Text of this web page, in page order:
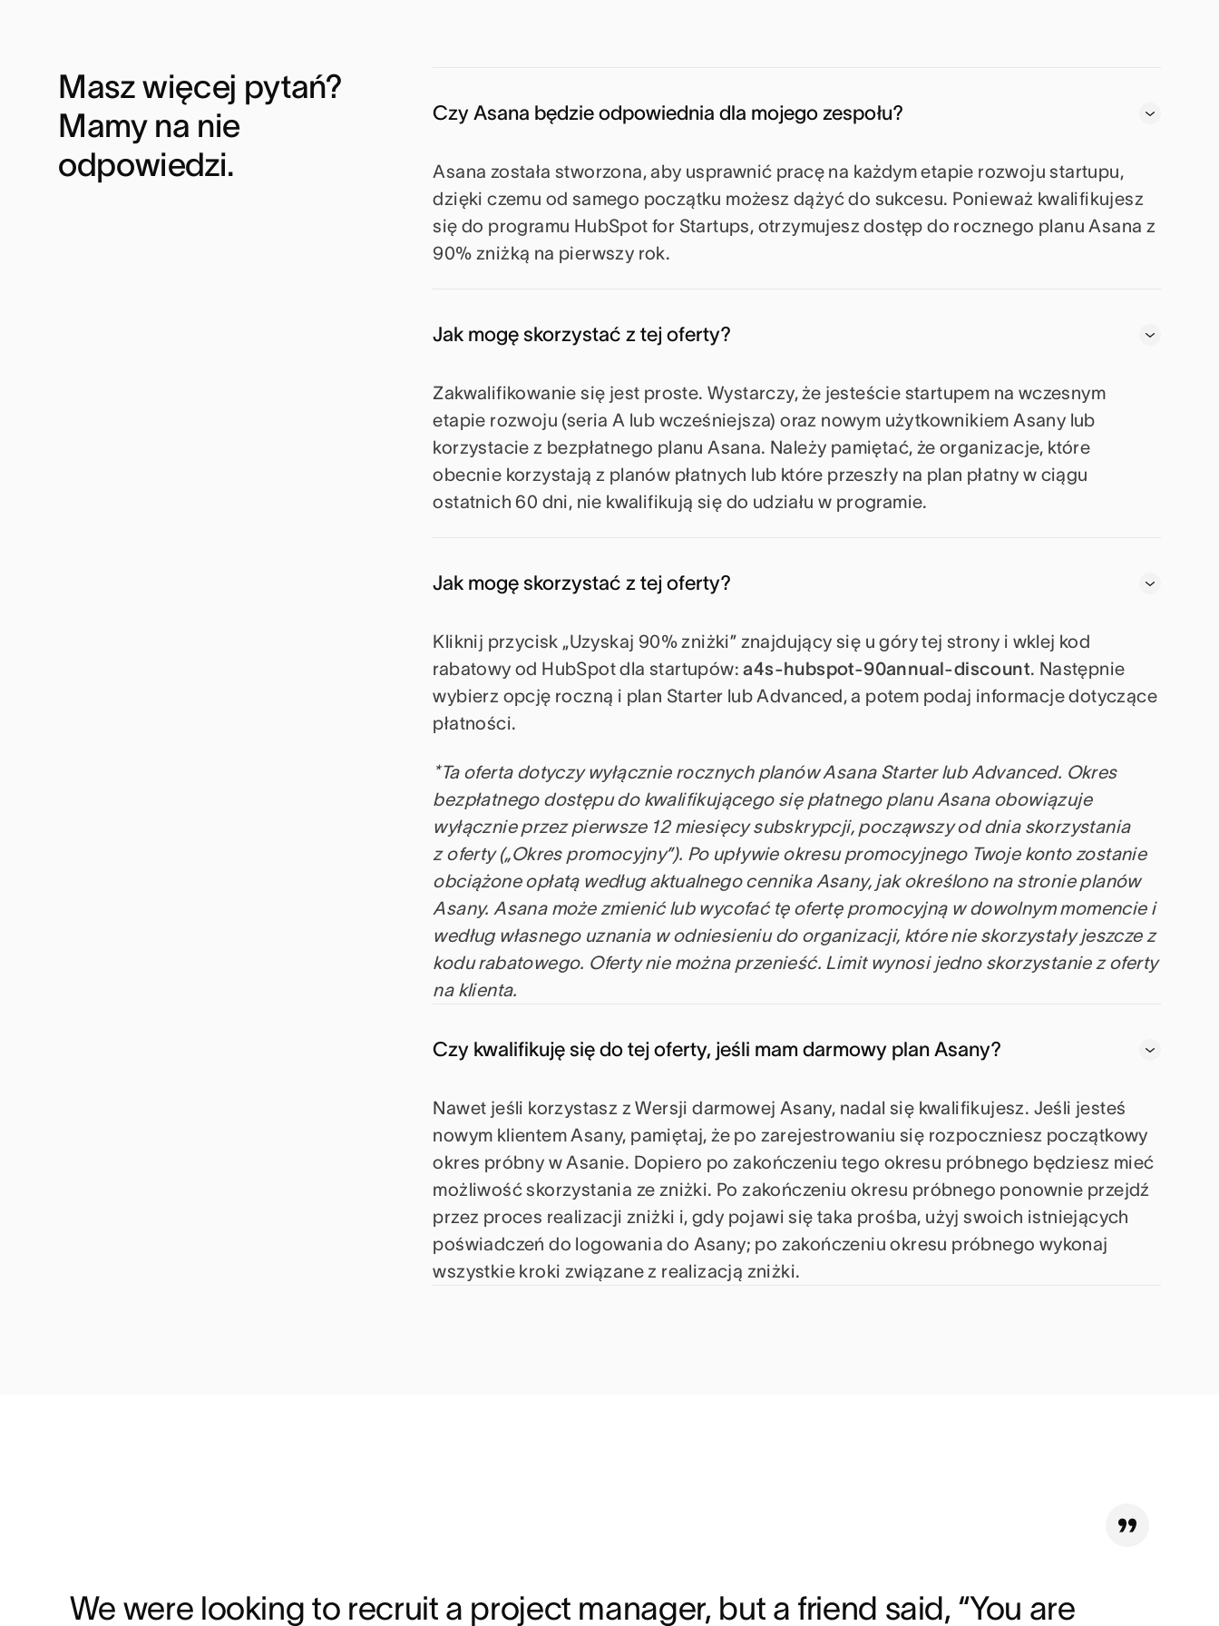
Masz więcej pytań?
Mamy na nie
odpowiedzi.
Czy Asana będzie odpowiednia dla mojego zespołu?
Asana została stworzona, aby usprawnić pracę na każdym etapie rozwoju startupu,
dzięki czemu od samego początku możesz dążyć do sukcesu. Ponieważ kwalifikujesz
się do programu HubSpot for Startups, otrzymujesz dostęp do rocznego planu Asana z
90% zniżką na pierwszy rok.
Jak mogę skorzystać z tej oferty?
Zakwalifikowanie się jest proste. Wystarczy, że jesteście startupem na wczesnym
etapie rozwoju (seria A lub wcześniejsza) oraz nowym użytkownikiem Asany lub
korzystacie z bezpłatnego planu Asana. Należy pamiętać, że organizacje, które
obecnie korzystają z planów płatnych lub które przeszły na plan płatny w ciągu
ostatnich 60 dni, nie kwalifikują się do udziału w programie.
Jak mogę skorzystać z tej oferty?
Kliknij przycisk „Uzyskaj 90% zniżki” znajdujący się u góry tej strony i wklej kod
rabatowy od HubSpot dla startupów:a4s-hubspot-90annual-discount. Następnie
wybierz opcję roczną i plan Starter lub Advanced, a potem podaj informacje dotyczące
płatności.
*Ta oferta dotyczy wyłącznie rocznych planów Asana Starter lub Advanced. Okres
bezpłatnego dostępu do kwalifikującego się płatnego planu Asana obowiązuje
wyłącznie przez pierwsze 12 miesięcy subskrypcji, począwszy od dnia skorzystania
z oferty („Okres promocyjny”). Po upływie okresu promocyjnego Twoje konto zostanie
obciążone opłatą według aktualnego cennika Asany, jak określono na stronie planów
Asany. Asana może zmienić lub wycofać tę ofertę promocyjną w dowolnym momencie i
według własnego uznania w odniesieniu do organizacji, które nie skorzystały jeszcze z
kodu rabatowego. Oferty nie można przenieść. Limit wynosi jedno skorzystanie z oferty
na klienta.
Czy kwalifikuję się do tej oferty, jeśli mam darmowy plan Asany?
Nawet jeśli korzystasz z Wersji darmowej Asany, nadal się kwalifikujesz. Jeśli jesteś
nowym klientem Asany, pamiętaj, że po zarejestrowaniu się rozpoczniesz początkowy
okres próbny w Asanie. Dopiero po zakończeniu tego okresu próbnego będziesz mieć
możliwość skorzystania ze zniżki. Po zakończeniu okresu próbnego ponownie przejdź
przez proces realizacji zniżki i, gdy pojawi się taka prośba, użyj swoich istniejących
poświadczeń do logowania do Asany; po zakończeniu okresu próbnego wykonaj
wszystkie kroki związane z realizacją zniżki.
We were looking to recruit a project manager, but a friend said, “You are